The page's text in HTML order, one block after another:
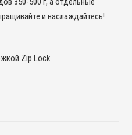
и наслаждайтесь!
Zip Lock